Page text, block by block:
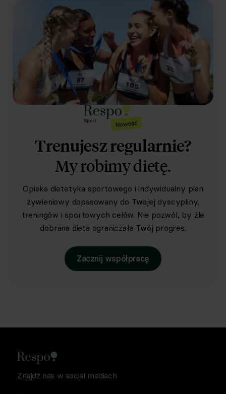
Trenujesz regularnie?
My robimy dietę.
Opieka dietetyka sportowego i indywidualny plan
żywieniowy dopasowany do Twojej dyscypliny,
treningów i sportowych celów. Nie pozwól, by źle
dobrana dieta ograniczała Twój progres.
Zacznij współpracę
Znajdź nas w social mediach